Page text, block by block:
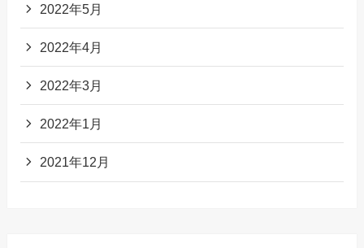
2022年5月
2022年4月
2022年3月
2022年1月
2021年12月